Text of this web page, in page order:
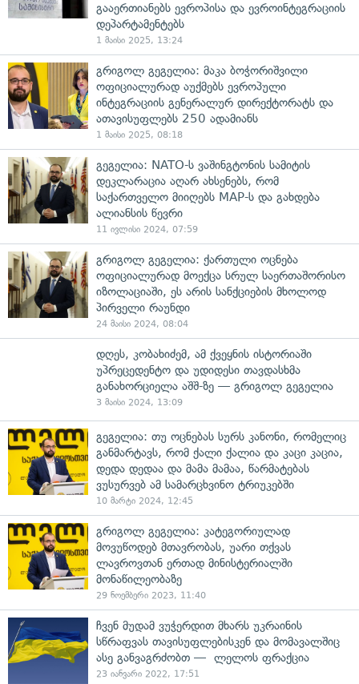
გააერთიანებს ევროპისა და ევროინტეგრაციის
დეპარტამენტებს
1 მაისი 2025, 13:24
გრიგოლ გეგელია: მაკა ბოჭორიშვილი
ოფიციალურად აუქმებს ევროპული
ინტეგრაციის გენერალურ დირექტორატს და
ათავისუფლებს 250 ადამიანს
1 მაისი 2025, 08:18
გეგელია: NATO-ს ვაშინგტონის სამიტის
დეკლარაცია აღარ ახსენებს, რომ
საქართველო მიიღებს MAP-ს და გახდება
ალიანსის წევრი
11 ივლისი 2024, 07:59
გრიგოლ გეგელია: ქართული ოცნება
ოფიციალურად მოექცა სრულ საერთაშორისო
იზოლაციაში, ეს არის სანქციების მხოლოდ
პირველი რაუნდი
24 მაისი 2024, 08:04
დღეს, კობახიძემ, ამ ქვეყნის ისტორიაში
უპრეცედენტო და უდიდესი თავდასხმა
განახორციელა აშშ-ზე — გრიგოლ გეგელია
3 მაისი 2024, 13:09
გეგელია: თუ ოცნებას სურს კანონი, რომელიც
განმარტავს, რომ ქალი ქალია და კაცი კაცია,
დედა დედაა და მამა მამაა, წარმატებას
ვუსურვებ ამ სამარცხვინო ტრიუკებში
10 მარტი 2024, 12:45
გრიგოლ გეგელია: კატეგორიულად
მოვუწოდებ მთავრობას, უარი თქვას
ლავროვთან ერთად მინისტერიალში
მონაწილეობაზე
29 ნოემბერი 2023, 11:40
ჩვენ მუდამ ვუჭერდით მხარს უკრაინის
სწრაფვას თავისუფლებისკენ და მომავალშიც
ასე განვაგრძობთ — ლელოს ფრაქცია
23 იანვარი 2022, 17:51